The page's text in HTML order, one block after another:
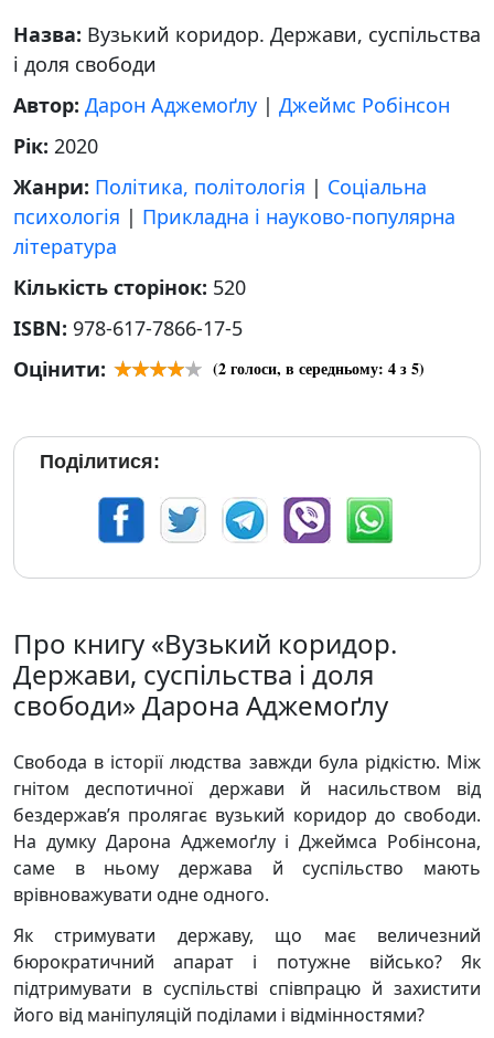
Назва: Вузький коридор. Держави, суспільства
і доля свободи
Автор: Дарон Аджемоґлу | Джеймс Робінсон
Рік: 2020
Жанри: Політика, політологія | Соціальна
психологія | Прикладна і науково-популярна
література
Кількість сторінок: 520
ISBN: 978-617-7866-17-5
Оцінити:
(2голоси, в середньому: 4з 5)
Поділитися:
Про книгу «Вузький коридор.
Держави, суспільства і доля
свободи» Дарона Аджемоґлу
Свобода в історії людства завжди була рідкістю. Між
гнітом деспотичної держави й насильством від
бездержав’я пролягає вузький коридор до свободи.
На думку Дарона Аджемоґлу і Джеймса Робінсона,
саме в ньому держава й суспільство мають
врівноважувати одне одного.
Як стримувати державу, що має величезний
бюрократичний апарат і потужне військо? Як
підтримувати в суспільстві співпрацю й захистити
його від маніпуляцій поділами і відмінностями?